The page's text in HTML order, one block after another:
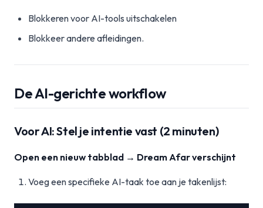
Blokkeren voor AI-tools uitschakelen
Blokkeer andere afleidingen.
De AI-gerichte workflow
Voor AI: Stel je intentie vast (2 minuten)
Open een nieuw tabblad → Dream Afar verschijnt
Voeg een specifieke AI-taak toe aan je takenlijst: